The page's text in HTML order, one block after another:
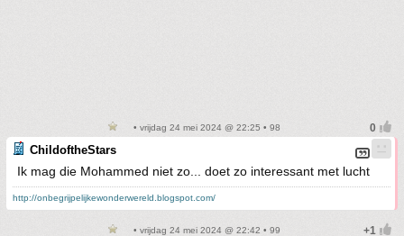
• vrijdag 24 mei 2024 @ 22:25 • 98
ChildoftheStars
Ik mag die Mohammed niet zo... doet zo interessant met lucht
http://onbegrijpelijkewonderwereld.blogspot.com/
• vrijdag 24 mei 2024 @ 22:42 • 99